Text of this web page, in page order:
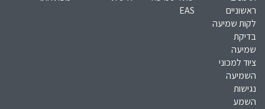
ראשוניים
לקות שמיעה
בדיקת
שמיעה
ציוד למכוני
השמיעה
נגישות
השמע
EAS